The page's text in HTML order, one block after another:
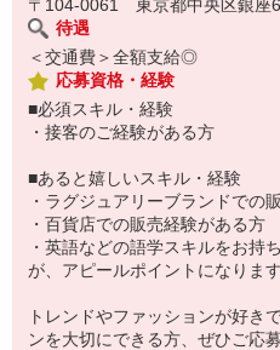
〒104-0061 東京都中央区銀
待遇
＜交通費＞全額支給◎
応募資格・経験
■必須スキル・経験
・接客のご経験がある方
■あると嬉しいスキル・経験
・ラグジュアリーブランドでの
・百貨店での販売経験がある方
・英語などの語学スキルをお持
が、アピールポイントになります
トレンドやファッションが好き
ンを大切にできる方、ぜひご応